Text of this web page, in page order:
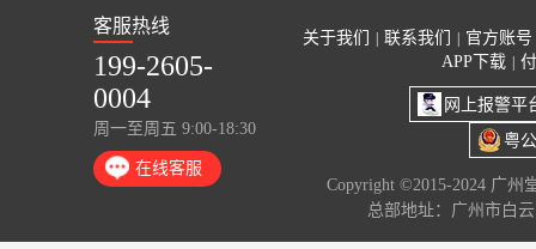
客服热线
199-2605-
0004
周一至周五 9:00-18:30
在线客服
关于我们 联系我们
官方账号
APP下载
网上报警平
粤
Copyright ©2015-2024 广州
总部地址：广州市白